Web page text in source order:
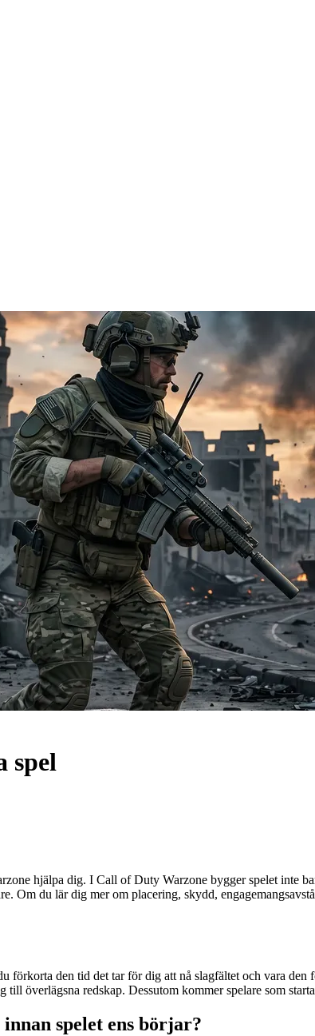
spel
hjälpa dig. I Call of Duty Warzone bygger spelet inte
Om du lär dig mer om placering, skydd,
förkorta den tid det tar för dig att nå slagfältet och vara
överlägsna redskap. Dessutom kommer spelare som
spelet ens börjar?